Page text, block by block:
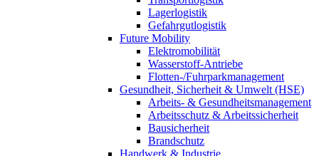
Lagerlogistik
Gefahrgutlogistik
Future Mobility
Elektromobilität
Wasserstoff-Antriebe
Flotten-/Fuhrparkmanagement
Gesundheit, Sicherheit & Umwelt (HSE)
Arbeits- & Gesundheitsmanagement
Arbeitsschutz & Arbeitssicherheit
Bausicherheit
Brandschutz
Handwerk & Industrie